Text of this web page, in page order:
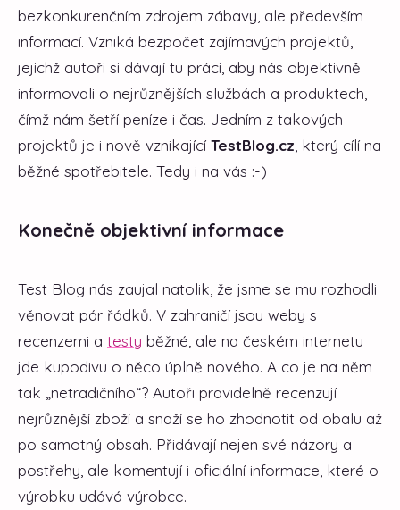
bezkonkurenčním zdrojem zábavy, ale především
informací. Vzniká bezpočet zajímavých projektů,
jejichž autoři si dávají tu práci, aby nás objektivně
informovali o nejrůznějších službách a produktech,
čímž nám šetří peníze i čas. Jedním z takových
projektů je i nově vznikající TestBlog.cz , který cílí na
běžné spotřebitele. Tedy i na vás :-)
Konečně objektivní informace
Test Blog nás zaujal natolik, že jsme se mu rozhodli
věnovat pár řádků. V zahraničí jsou weby s
recenzemi a testy běžné, ale na českém internetu
jde kupodivu o něco úplně nového. A co je na něm
tak „netradičního“? Autoři pravidelně recenzují
nejrůznější zboží a snaží se ho zhodnotit od obalu až
po samotný obsah. Přidávají nejen své názory a
postřehy, ale komentují i oficiální informace, které o
výrobku udává výrobce.